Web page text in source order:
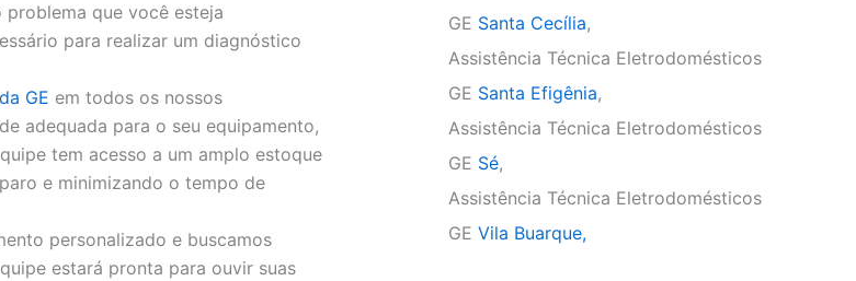
problema que você esteja
para realizar um diagnóstico
GE em todos os nossos
adequada para o seu equipamento,
tem acesso a um amplo estoque
e minimizando o tempo de
personalizado e buscamos
estará pronta para ouvir suas
GE Santa Cecília,
Assistência Técnica Eletrodomésticos
GE Santa Efigênia,
Assistência Técnica Eletrodomésticos
GE Sé,
Assistência Técnica Eletrodomésticos
GE Vila Buarque,